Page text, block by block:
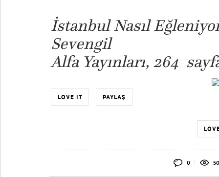
İstanbul Nasıl
Sevengil
Alfa Yayınları, 264
LOVE IT PAYLAŞ
0